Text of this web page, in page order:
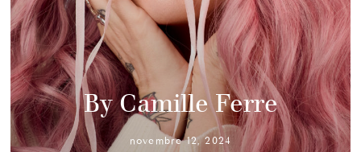
By Camille Ferre
novembre 12, 2024